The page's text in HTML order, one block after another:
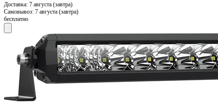
Доставка: 7 августа (завтра)
Самовывоз: 7 августа (завтра)
бесплатно